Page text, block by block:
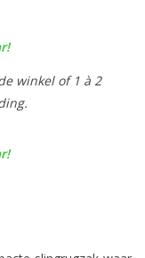
winkel of 1 à 2